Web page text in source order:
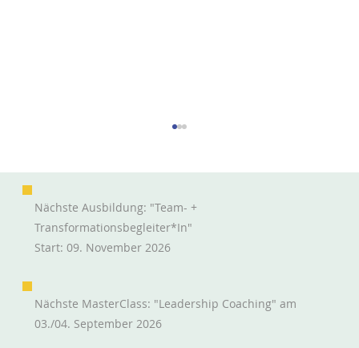
Mutig nur das Neue? oder "Sowohl als
auch"?
Nächste Ausbildung: "Team- +
Transformationsbegleiter*in"
Start: 09. November 2026
Nächste MasterClass: "Leadership Coaching" am
03./04. September 2026